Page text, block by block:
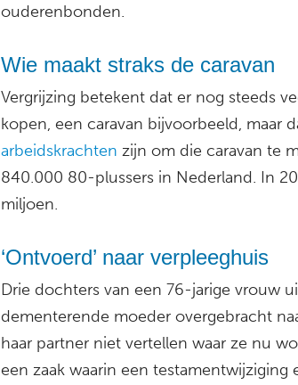
ouderenbonden.
Wie maakt straks de caravan
Vergrijzing betekent dat er nog steeds
kopen, een caravan bijvoorbeeld, maar
arbeidskrachten zijn om die caravan te
840.000 80-plussers in Nederland. In
miljoen.
‘Ontvoerd’ naar verpleeghuis
Drie dochters van een 76-jarige vrouw
dementerende moeder overgebracht
haar partner niet vertellen waar ze nu
een zaak waarin een